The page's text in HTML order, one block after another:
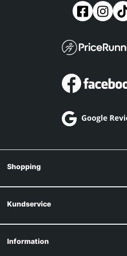
Shopping
Kundservice
Information